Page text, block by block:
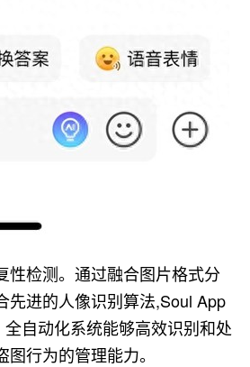
性检测。通过融合图片格式分
先进的人像识别算法,Soul App
自动化系统能够高效识别和处
行为的管理能力。